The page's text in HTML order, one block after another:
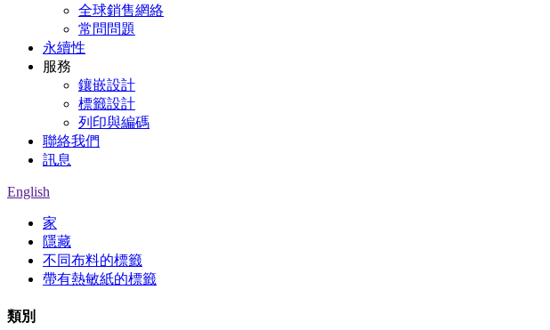
全球銷售網絡
常問問題
永續性
服務
鑲嵌設計
標籤設計
列印與編碼
聯絡我們
訊息
English
家
隱藏
不同布料的標籤
帶有熱敏紙的標籤
類別